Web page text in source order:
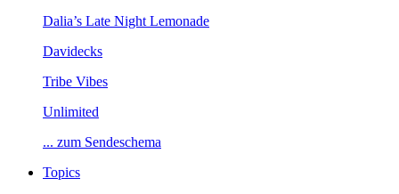
Dalia’sLateNightLemonade
Davidecks
TribeVibes
Unlimited
...zumSendeschema
Topics